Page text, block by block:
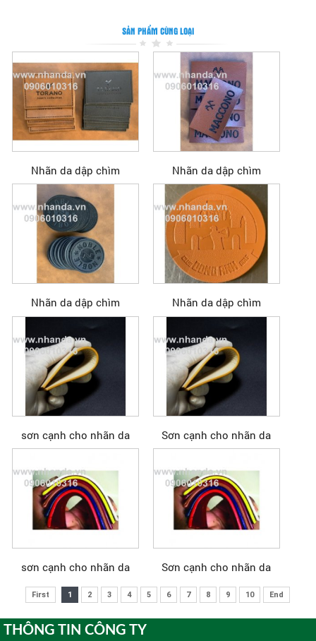
SẢN PHẨM CÙNG LOẠI
Nhãn da dập chìm Nhãn da dập chìm
Nhãn da dập chìm Nhãn da dập chìm
sơn cạnh cho nhãn da Sơn cạnh cho nhãn da
sơn cạnh cho nhãn da Sơn cạnh cho nhãn da
First 1 2 3 4 5 6 7 8 9 10 End
THÔNG TIN CÔNG TY